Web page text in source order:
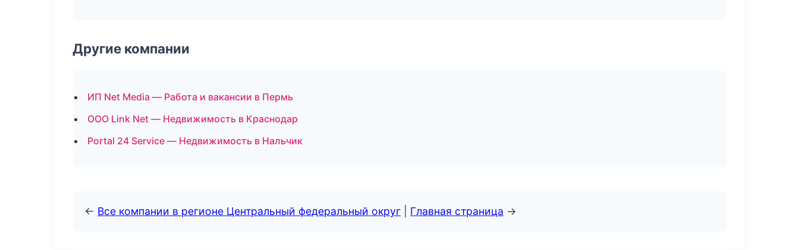
Другие компании
ИП Net Media — Работа и вакансии в Пермь
ООО Link Net — Недвижимость в Краснодар
Portal 24 Service — Недвижимость в Нальчик
← Все компании в регионе Центральный федеральный округ Главная страница →